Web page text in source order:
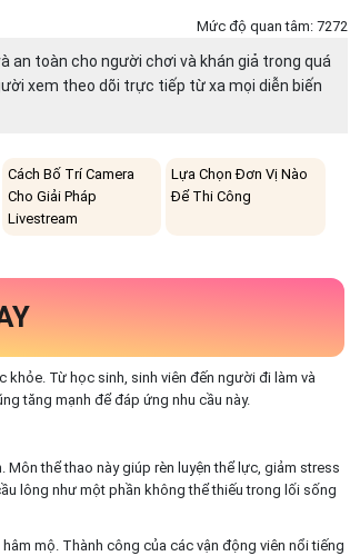
Mức độ quan tâm: 7272
an toàn cho người chơi và khán giả trong quá
xem theo dõi trực tiếp từ xa mọi diễn biến
Cách Bố Trí Camera
Cho Giải Pháp
Livestream
Lựa Chọn Đơn Vị Nào
Để Thi Công
Từ học sinh, sinh viên đến người đi làm và
tăng mạnh để đáp ứng nhu cầu này.
thể thao này giúp rèn luyện thể lực, giảm stress
lông như một phần không thể thiếu trong lối sống
mộ. Thành công của các vận động viên nổi tiếng